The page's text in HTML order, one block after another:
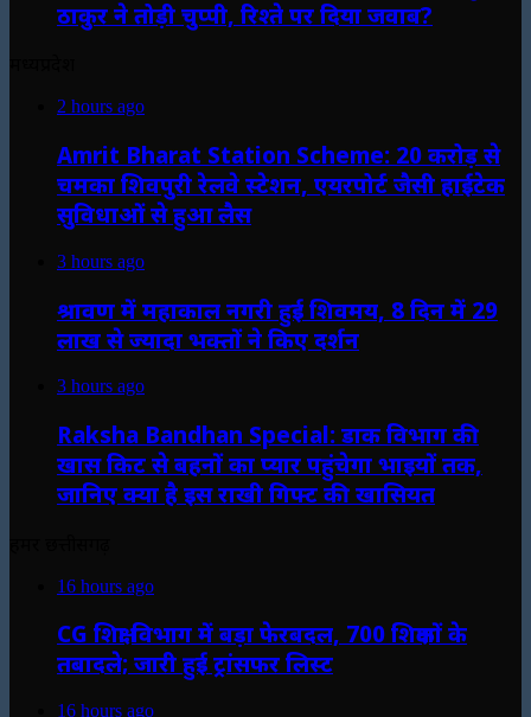
ठाकुर ने तोड़ी चुप्पी, रिश्ते पर दिया जवाब?
2 hours ago
Amrit Bharat Station Scheme: 20 करोड़ से
चमका शिवपुरी रेलवे स्टेशन, एयरपोर्ट जैसी हाईटेक
सुविधाओं से हुआ लैस
3 hours ago
श्रावण में महाकाल नगरी हुई शिवमय, 8 दिन में 29
लाख से ज्यादा भक्तों ने किए दर्शन
3 hours ago
Raksha Bandhan Special: डाक विभाग की
खास किट से बहनों का प्यार पहुंचेगा भाइयों तक,
जानिए क्या है इस राखी गिफ्ट की खासियत
16 hours ago
CG शिक्षा विभाग में बड़ा फेरबदल, 700 शिक्षकों के
तबादले; जारी हुई ट्रांसफर लिस्ट
16 hours ago